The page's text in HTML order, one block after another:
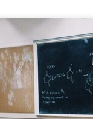
italiana: spazi e protagonisti
Scramaglia Il saggio
scolastici in Italia dal XIX°
le motivazioni
abbiamo analizzato le
le interazioni e i